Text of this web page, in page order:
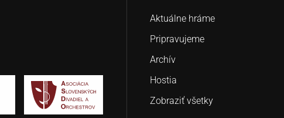
Aktuálne hráme
Pripravujeme
Archív
Hostia
Zobraziť všetky